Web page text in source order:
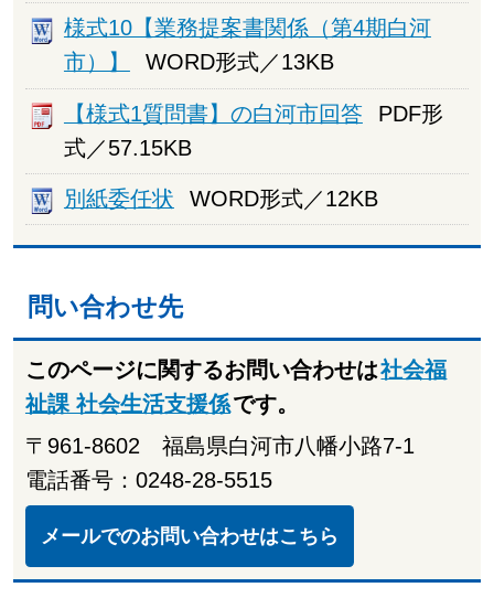
様式10【業務提案書関係（第4期白河
市）】
WORD形式／13KB
【様式1質問書】の白河市回答
PDF形
式／57.15KB
別紙委任状 WORD形式／12KB
問い合わせ先
このページに関するお問い合わせは社会福
祉課 社会生活支援係です。
〒961-8602 福島県白河市八幡小路7-1
電話番号：0248-28-5515
メールでのお問い合わせはこちら